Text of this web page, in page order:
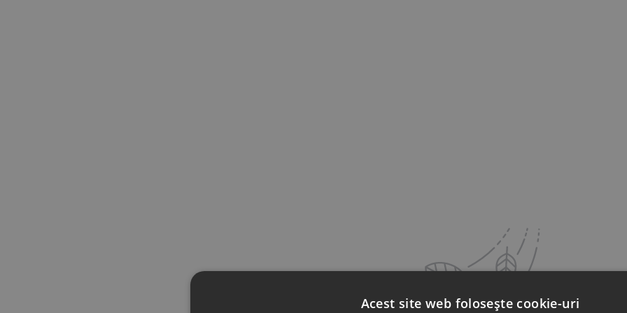
Acest site web folosește cookie-uri